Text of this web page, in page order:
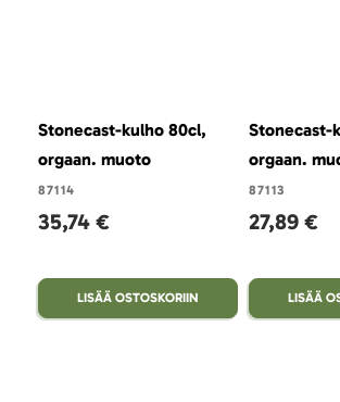
Stonecast-kulho 80cl,
orgaan. muoto
87114
35,74 €
LISÄÄ OSTOSKORIIN
Stonecast-
orgaan.
87113
27,89 €
LISÄÄ